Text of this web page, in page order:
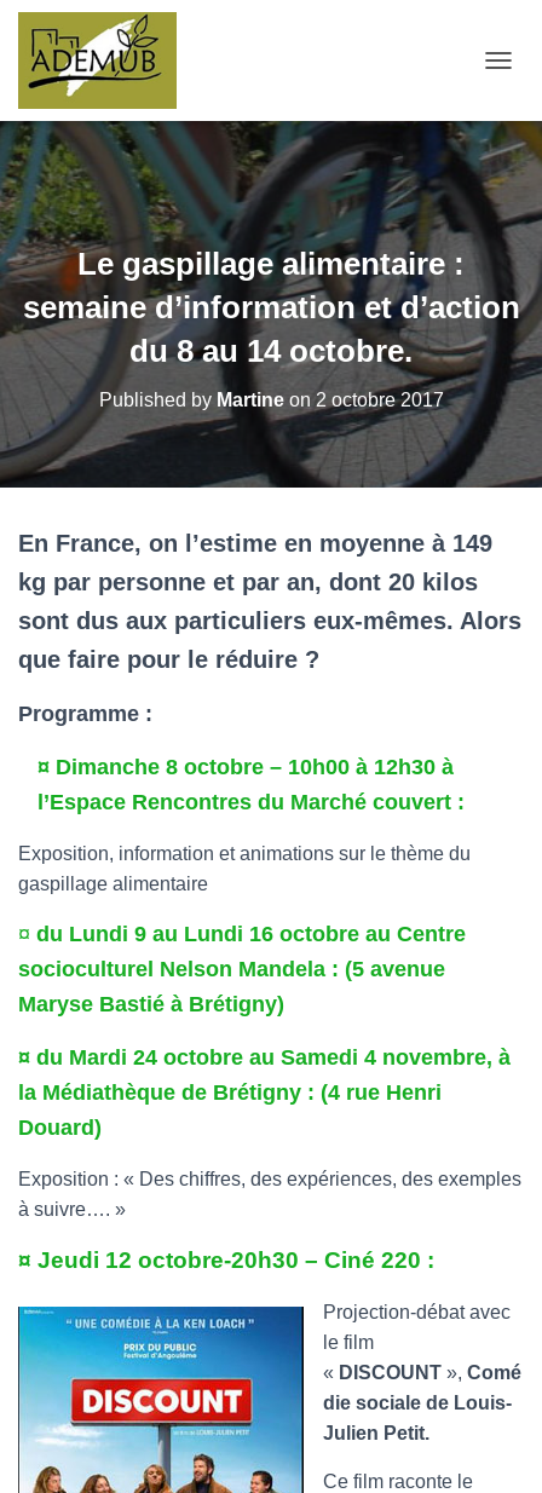
Le gaspillage alimentaire :
semaine d’information et d’action
du 8 au 14 octobre.
Published by Martineon2 octobre 2017
En France, on l’estime en moyenne à 149
kg par personne et par an, dont 20 kilos
sont dus aux particuliers eux-mêmes. Alors
que faire pour le réduire ?
Programme :
¤ Dimanche 8 octobre – 10h00 à 12h30 à
l’Espace Rencontres du Marché couvert :
Exposition, information et animations sur le thème du
gaspillage alimentaire
¤ du Lundi 9 au Lundi 16 octobre au Centre
socioculturel Nelson Mandela : (5 avenue
Maryse Bastié à Brétigny)
¤ du Mardi 24 octobre au Samedi 4 novembre, à
la Médiathèque de Brétigny : (4 rue Henri
Douard)
Exposition : « Des chiffres, des expériences, des exemples
à suivre…. »
¤ Jeudi 12 octobre-20h30 – Ciné 220 :
Projection-débat avec
le film
« DISCOUNT », Comé
die sociale de Louis-
Julien Petit.
Ce film raconte le